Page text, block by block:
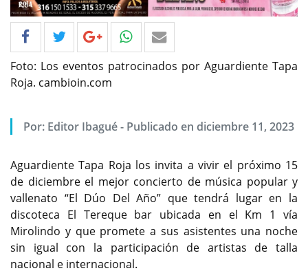
Foto: Los eventos patrocinados por Aguardiente Tapa
Roja. cambioin.com
Por: Editor Ibagué - Publicado en diciembre 11, 2023
Aguardiente Tapa Roja los invita a vivir el próximo 15
de diciembre el mejor concierto de música popular y
vallenato “El Dúo Del Año” que tendrá lugar en la
discoteca El Tereque bar ubicada en el Km 1 vía
Mirolindo y que promete a sus asistentes una noche
sin igual con la participación de artistas de talla
nacional e internacional.